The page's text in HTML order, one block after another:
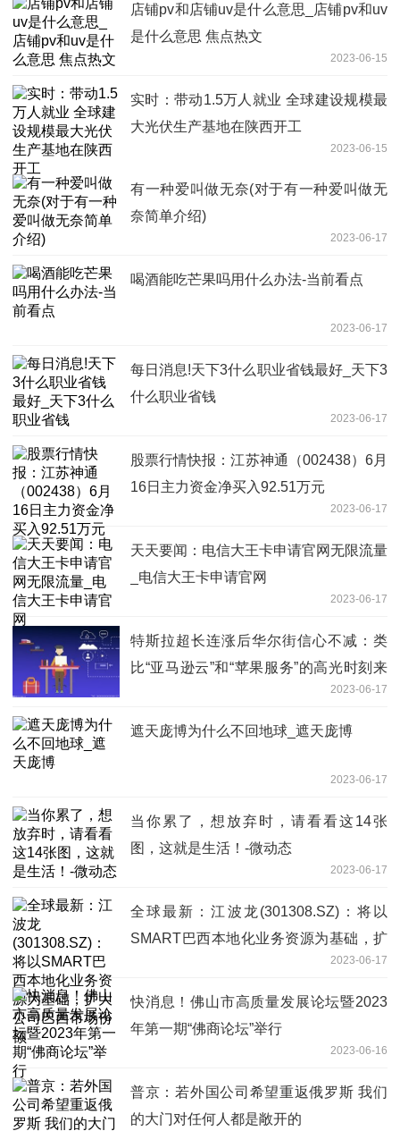
店铺pv和店铺uv是什么意思_店铺pv和uv
是什么意思 焦点热文
2023-06-15
实时：带动1.5万人就业 全球建设规模最
大光伏生产基地在陕西开工
2023-06-15
有一种爱叫做无奈(对于有一种爱叫做无
奈简单介绍)
2023-06-17
喝酒能吃芒果吗用什么办法-当前看点
2023-06-17
每日消息!天下3什么职业省钱最好_天下3
什么职业省钱
2023-06-17
股票行情快报：江苏神通（002438）6月
16日主力资金净买入92.51万元
2023-06-17
天天要闻：电信大王卡申请官网无限流量
_电信大王卡申请官网
2023-06-17
特斯拉超长连涨后华尔街信心不减：类
比“亚马逊云”和“苹果服务”的高光时刻来
2023-06-17
遮天庞博为什么不回地球_遮天庞博
2023-06-17
当你累了，想放弃时，请看看这14张
图，这就是生活！-微动态
2023-06-17
全球最新：江波龙(301308.SZ)：将以
SMART巴西本地化业务资源为基础，扩
2023-06-17
快消息！佛山市高质量发展论坛暨2023
年第一期“佛商论坛”举行
2023-06-16
普京：若外国公司希望重返俄罗斯 我们
的大门对任何人都是敞开的